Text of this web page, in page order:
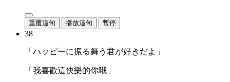
重覆這句 播放這句 暫停
38
「ハッピーに振る舞う君が好きだよ」
「我喜歡這快樂的你哦」